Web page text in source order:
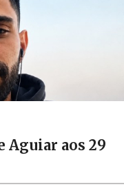
Aguiar aos 29